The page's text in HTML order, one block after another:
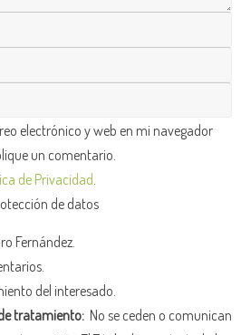
electrónico y web en mi navegador
un comentario.
de Privacidad
de datos
Fernández.
del interesado.
tratamiento: No se ceden o comunican